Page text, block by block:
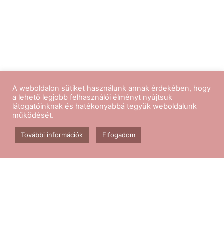
Kövess minket
A weboldalon sütiket használunk annak érdekében, hogy
a lehető legjobb felhasználói élményt nyújtsuk
látogatóinknak és hatékonyabbá tegyük weboldalunk
működését.
További információk Elfogadom